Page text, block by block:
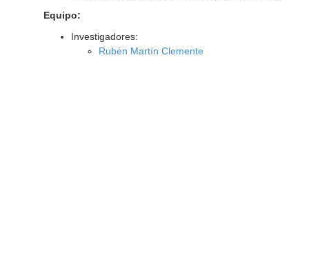
Equipo:
Investigadores:
Rubén Martín Clemente